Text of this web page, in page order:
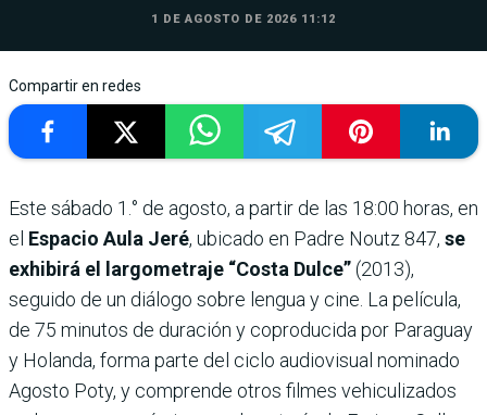
1 DE AGOSTO DE 2026 11:12
Compartir en redes
Este sábado 1.° de agosto, a partir de las 18:00 horas, en
el Espacio Aula Jeré, ubicado en Padre Noutz 847, se
exhibirá el largometraje “Costa Dulce”(2013),
seguido de un diálogo sobre lengua y cine. La película,
de 75 minutos de duración y coproducida por Paraguay
y Holanda, forma parte del ciclo audiovisual nominado
Agosto Poty, y comprende otros filmes vehiculizados